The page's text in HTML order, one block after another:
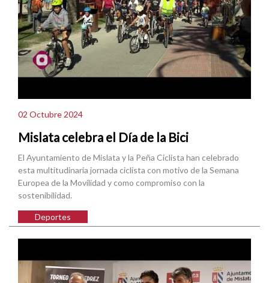
02 Octubre 2024
Mislata celebra el Día de la Bici
El Ayuntamiento de Mislata y la Peña Ciclista han celebrado
esta multitudinaria jornada ciclista con motivo de la Semana
Europea de la Movilidad y como compromiso con la
sostenibilidad.
Deportes